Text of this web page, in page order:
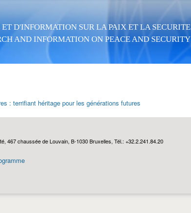
ET D'INFORMATION SUR LA PAIX ET LA SECURITE
AND INFORMATION ON PEACE AND SECURITY
: terrifiant héritage pour les générations futures
467 chaussée de Louvain, B-1030 Bruxelles, Tél.: +32.2.241.84.20